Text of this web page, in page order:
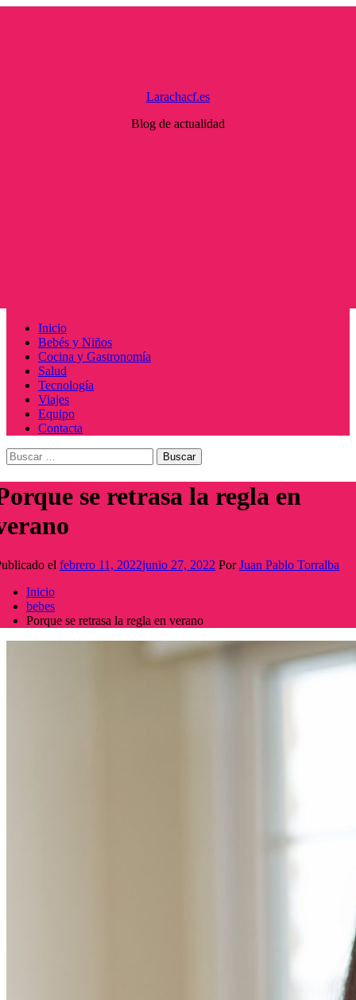
Larachacf.es
Blog de actualidad
Menú
principal
Inicio
Bebés y Niños
Cocina y Gastronomía
Salud
Tecnología
Viajes
Equipo
Contacta
Buscar:
se retrasa la regla en
el febrero 11, 2022junio 27, 2022 PorJuan Pablo Torralba
Inicio
bebes
Porque se retrasa la regla en verano